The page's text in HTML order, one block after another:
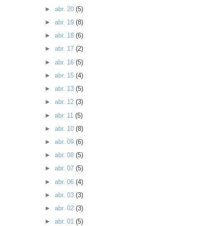
► abr. 20 (5)
► abr. 19 (8)
► abr. 18 (6)
► abr. 17 (2)
► abr. 16 (5)
► abr. 15 (4)
► abr. 13 (5)
► abr. 12 (3)
► abr. 11 (5)
► abr. 10 (8)
► abr. 09 (6)
► abr. 08 (5)
► abr. 07 (5)
► abr. 06 (4)
► abr. 03 (3)
► abr. 02 (3)
► abr. 01 (5)